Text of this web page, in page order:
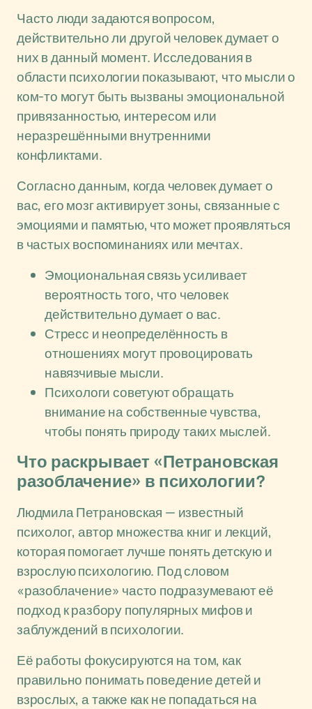
Часто люди задаются вопросом,
действительно ли другой человек думает о
них в данный момент. Исследования в
области психологии показывают, что мысли о
ком-то могут быть вызваны эмоциональной
привязанностью, интересом или
неразрешёнными внутренними
конфликтами.
Согласно данным, когда человек думает о
вас, его мозг активирует зоны, связанные с
эмоциями и памятью, что может проявляться
в частых воспоминаниях или мечтах.
Эмоциональная связь усиливает
вероятность того, что человек
действительно думает о вас.
Стресс и неопределённость в
отношениях могут провоцировать
навязчивые мысли.
Психологи советуют обращать
внимание на собственные чувства,
чтобы понять природу таких мыслей.
Что раскрывает «Петрановская
разоблачение» в психологии?
Людмила Петрановская — известный
психолог, автор множества книг и лекций,
которая помогает лучше понять детскую и
взрослую психологию. Под словом
«разоблачение» часто подразумевают её
подход к разбору популярных мифов и
заблуждений в психологии.
Её работы фокусируются на том, как
правильно понимать поведение детей и
взрослых, а также как не попадаться на